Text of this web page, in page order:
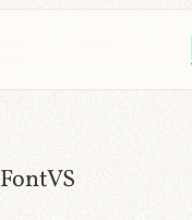
FontVS